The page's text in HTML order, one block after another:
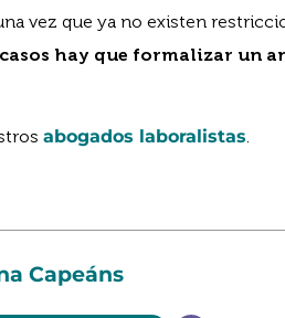
vez que ya no existen
hay que formalizar un
abogados laboralistas.
Capeáns